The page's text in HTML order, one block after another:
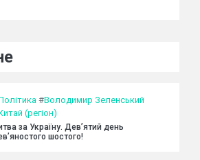
#Володимир Зеленський
(регіон)
за Україну. Дев’ятий день
шостого!